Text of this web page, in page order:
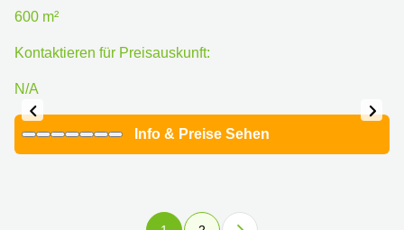
600 m²
Kontaktieren für Preisauskunft:
N/A
Info & Preise Sehen